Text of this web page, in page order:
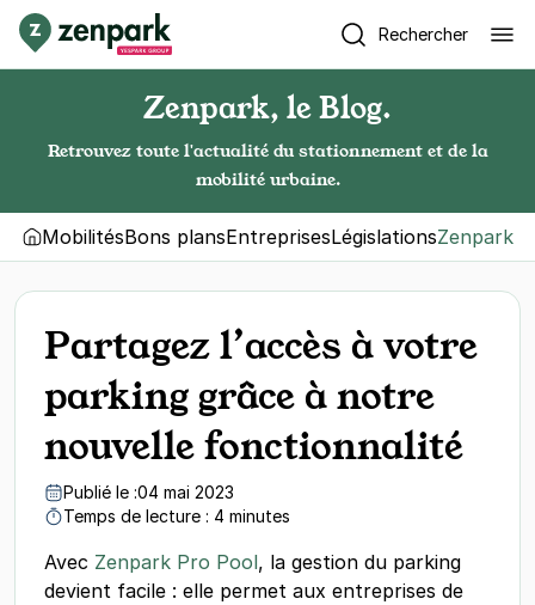
Rechercher
Zenpark, le Blog.
Retrouvez toute l'actualité du stationnement et de la
mobilité urbaine.
MobilitésBons plansEntreprisesLégislationsZenpark
Partagez l’accès à votre
parking grâce à notre
nouvelle fonctionnalité
Publié le :04 mai 2023
Temps de lecture : 4 minutes
Avec Zenpark Pro Pool, la gestion du parking
devient facile : elle permet aux entreprises de